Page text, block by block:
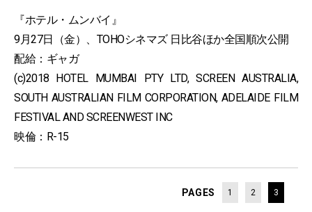
『ホテル・ムンバイ』
9月27日（金）、TOHOシネマズ 日比谷ほか全国順次公開
配給：ギャガ
(c)2018 HOTEL MUMBAI PTY LTD, SCREEN AUSTRALIA,
SOUTH AUSTRALIAN FILM CORPORATION, ADELAIDE FILM
FESTIVAL AND SCREENWEST INC
映倫：R-15
PAGES 1 2 3